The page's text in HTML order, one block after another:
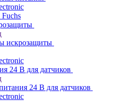
Fuchs
искрозащиты
24 В для датчиков
24 В для датчиков